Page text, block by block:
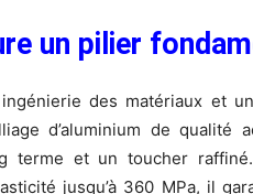
un pilier
ingénierie des matériaux et
d’aluminium de qualité
terme et un toucher
jusqu’à 360 MPa, il